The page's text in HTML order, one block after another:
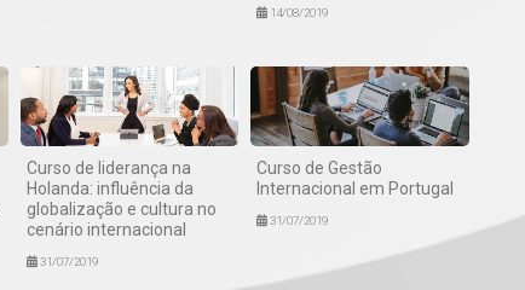
14/08/2019
Curso de liderança na
Holanda: influência da
globalização e cultura no
cenário internacional
31/07/2019
Curso de Gestão
Internacional em Portugal
31/07/2019